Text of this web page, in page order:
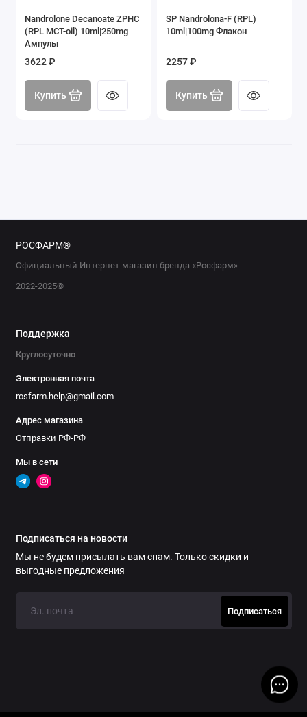
Nandrolone Decanoate ZPHC
(RPL МСТ-oil) 10ml|250mg
Ампулы
3622 ₽
Купить
SP Nandrolona-F (RPL)
10ml|100mg Флакон
2257 ₽
Купить
РОСФАРМ®
Официальный Интернет-магазин бренда «Росфарм»
2022-2025©
Поддержка
Круглосуточно
Электронная почта
rosfarm.help@gmail.com
Адрес магазина
Отправки РФ-РФ
Мы в сети
Подписаться на новости
Мы не будем присылать вам спам. Только скидки и
выгодные предложения
Подписаться